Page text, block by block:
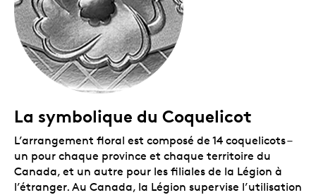
La symbolique du Coquelicot
L’arrangement floral est composé de 14 coquelicots –
un pour chaque province et chaque territoire du
Canada, et un autre pour les filiales de la Légion à
l’étranger. Au Canada, la Légion supervise l’utilisation